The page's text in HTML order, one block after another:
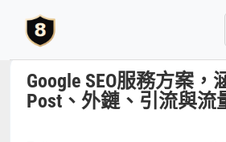
Google SEO服務方案，
Post、外鏈、引流與流